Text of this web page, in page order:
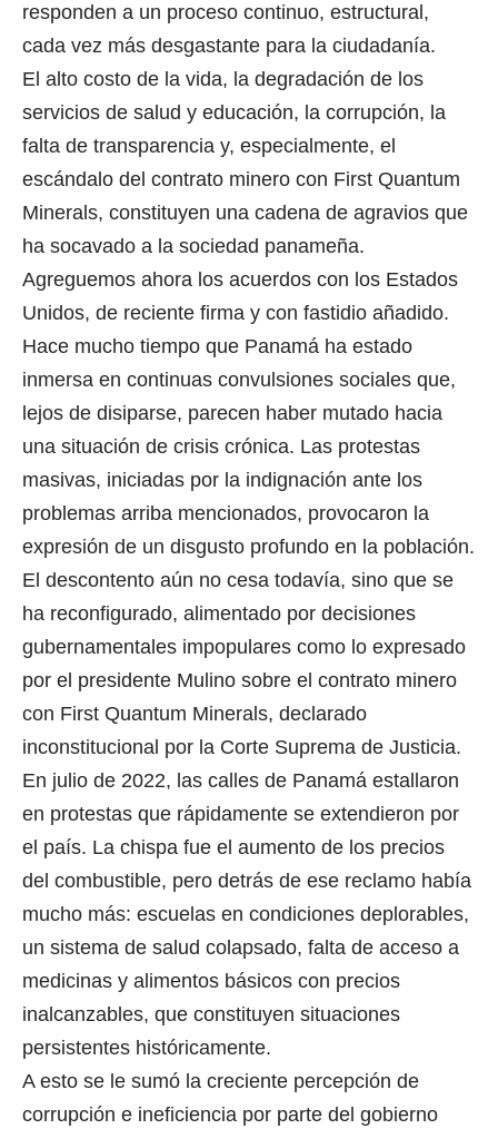
responden a un proceso continuo, estructural,
cada vez más desgastante para la ciudadanía.
El alto costo de la vida, la degradación de los
servicios de salud y educación, la corrupción, la
falta de transparencia y, especialmente, el
escándalo del contrato minero con First Quantum
Minerals, constituyen una cadena de agravios que
ha socavado a la sociedad panameña.
Agreguemos ahora los acuerdos con los Estados
Unidos, de reciente firma y con fastidio añadido.
Hace mucho tiempo que Panamá ha estado
inmersa en continuas convulsiones sociales que,
lejos de disiparse, parecen haber mutado hacia
una situación de crisis crónica. Las protestas
masivas, iniciadas por la indignación ante los
problemas arriba mencionados, provocaron la
expresión de un disgusto profundo en la población.
El descontento aún no cesa todavía, sino que se
ha reconfigurado, alimentado por decisiones
gubernamentales impopulares como lo expresado
por el presidente Mulino sobre el contrato minero
con First Quantum Minerals, declarado
inconstitucional por la Corte Suprema de Justicia.
En julio de 2022, las calles de Panamá estallaron
en protestas que rápidamente se extendieron por
el país. La chispa fue el aumento de los precios
del combustible, pero detrás de ese reclamo había
mucho más: escuelas en condiciones deplorables,
un sistema de salud colapsado, falta de acceso a
medicinas y alimentos básicos con precios
inalcanzables, que constituyen situaciones
persistentes históricamente.
A esto se le sumó la creciente percepción de
corrupción e ineficiencia por parte del gobierno